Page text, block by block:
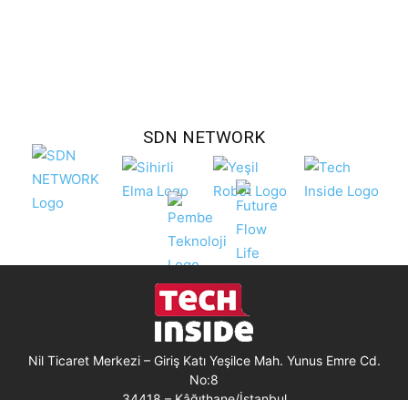
SDN NETWORK
Nil Ticaret Merkezi – Giriş Katı Yeşilce Mah. Yunus Emre Cd.
No:8